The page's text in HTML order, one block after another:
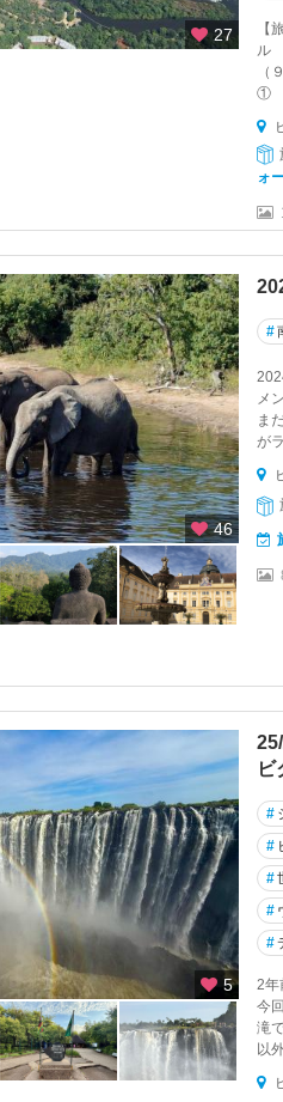
27
【
ル
①
ォ
46
#
メ
ま
が
5
ビ
#
#
#
#
#
2年
今
滝
以